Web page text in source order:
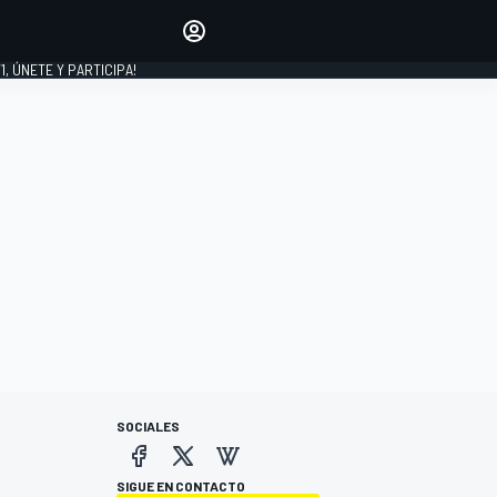
INICIAR SESIÓN
ÚNETE Y PARTICIPA!
SOCIALES
SIGUE EN CONTACTO